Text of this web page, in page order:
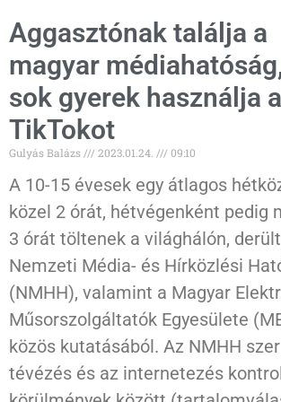
Aggasztónak találja a
magyar
sok gyerek használja a
TikTokot
Gulyás Balázs 2023.01.24. 09:10
A 10-15 évesek egy átlagos
közel 2 órát, hétvégenként pedig
3 órát töltenek a világhálón,
Nemzeti Média- és Hírközlési
(NMHH), valamint a Magyar
Műsorszolgáltatók Egyesülete
közös kutatásából. Az NMHH
tévézés és az internetezés